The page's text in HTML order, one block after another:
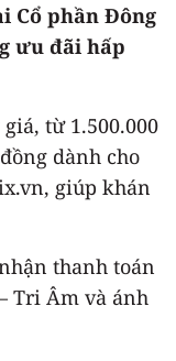
Cổ phần Đông
ưu đãi hấp
từ 1.500.000
dành cho
giúp khán
thanh toán
Tri Âm và ánh